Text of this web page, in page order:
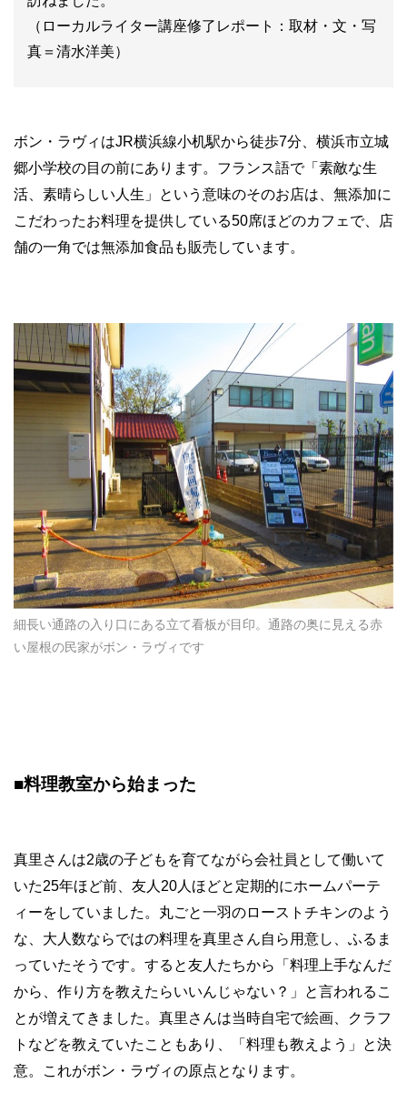
（ローカルライター講座修了レポート：取材・文・写
真＝清水洋美）
ボン・ラヴィはJR横浜線小机駅から徒歩7分、横浜市立城
郷小学校の目の前にあります。フランス語で「素敵な生
活、素晴らしい人生」という意味のそのお店は、無添加に
こだわったお料理を提供している50席ほどのカフェで、店
舗の一角では無添加食品も販売しています。
細長い通路の入り口にある立て看板が目印。通路の奥に見える赤
い屋根の民家がボン・ラヴィです
■料理教室から始まった
真里さんは2歳の子どもを育てながら会社員として働いて
いた25年ほど前、友人20人ほどと定期的にホームパーテ
ィーをしていました。丸ごと一羽のローストチキンのよう
な、大人数ならではの料理を真里さん自ら用意し、ふるま
っていたそうです。すると友人たちから「料理上手なんだ
から、作り方を教えたらいいんじゃない？」と言われるこ
とが増えてきました。真里さんは当時自宅で絵画、クラフ
トなどを教えていたこともあり、「料理も教えよう」と決
意。これがボン・ラヴィの原点となります。